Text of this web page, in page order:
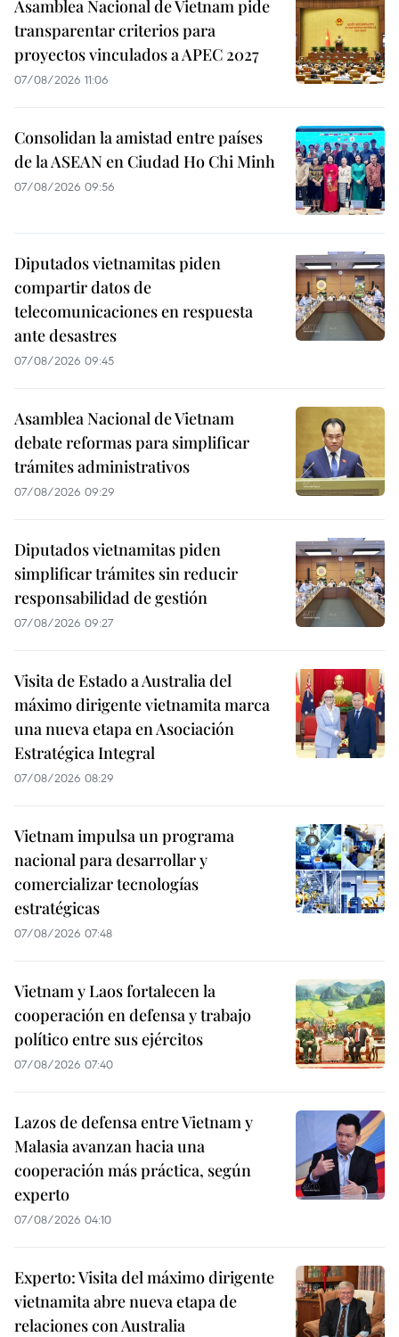
Asamblea Nacional de Vietnam pide
transparentar criterios para
proyectos vinculados a APEC 2027
07/08/2026 11:06
Consolidan la amistad entre países
de la ASEAN en Ciudad Ho Chi Minh
07/08/2026 09:56
Diputados vietnamitas piden
compartir datos de
telecomunicaciones en respuesta
ante desastres
07/08/2026 09:45
Asamblea Nacional de Vietnam
debate reformas para simplificar
trámites administrativos
07/08/2026 09:29
Diputados vietnamitas piden
simplificar trámites sin reducir
responsabilidad de gestión
07/08/2026 09:27
Visita de Estado a Australia del
máximo dirigente vietnamita marca
una nueva etapa en Asociación
Estratégica Integral
07/08/2026 08:29
Vietnam impulsa un programa
nacional para desarrollar y
comercializar tecnologías
estratégicas
07/08/2026 07:48
Vietnam y Laos fortalecen la
cooperación en defensa y trabajo
político entre sus ejércitos
07/08/2026 07:40
Lazos de defensa entre Vietnam y
Malasia avanzan hacia una
cooperación más práctica, según
experto
07/08/2026 04:10
Experto: Visita del máximo dirigente
vietnamita abre nueva etapa de
relaciones con Australia